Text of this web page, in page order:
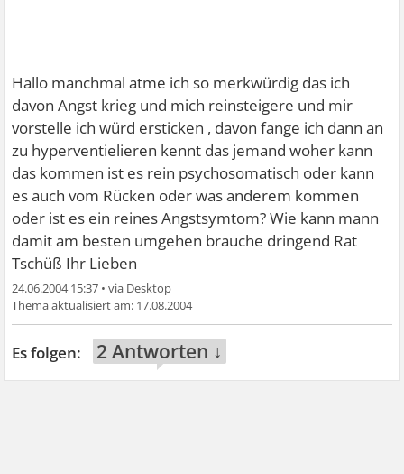
Hallo manchmal atme ich so merkwürdig das ich
davon Angst krieg und mich reinsteigere und mir
vorstelle ich würd ersticken , davon fange ich dann an
zu hyperventielieren kennt das jemand woher kann
das kommen ist es rein psychosomatisch oder kann
es auch vom Rücken oder was anderem kommen
oder ist es ein reines Angstsymtom? Wie kann mann
damit am besten umgehen brauche dringend Rat
Tschüß Ihr Lieben
24.06.2004 15:37 •
17.08.2004
2 Antworten ↓